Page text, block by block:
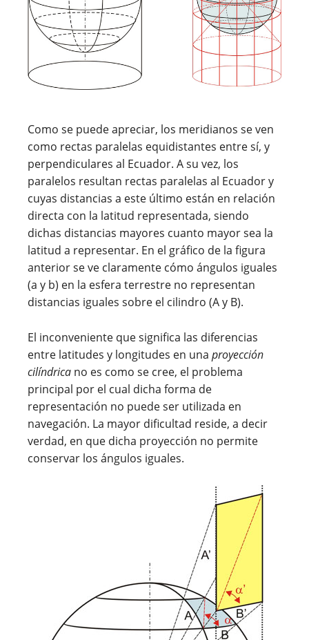
Como se puede apreciar, los meridianos se ven
como rectas paralelas equidistantes entre sí, y
perpendiculares al Ecuador. A su vez, los
paralelos resultan rectas paralelas al Ecuador y
cuyas distancias a este último están en relación
directa con la latitud representada, siendo
dichas distancias mayores cuanto mayor sea la
latitud a representar. En el gráfico de la figura
anterior se ve claramente cómo ángulos iguales
(a y b) en la esfera terrestre no representan
distancias iguales sobre el cilindro (A y B).
El inconveniente que significa las diferencias
entre latitudes y longitudes en una proyección
cilíndrica no es como se cree, el problema
principal por el cual dicha forma de
representación no puede ser utilizada en
navegación. La mayor dificultad reside, a decir
verdad, en que dicha proyección no permite
conservar los ángulos iguales.